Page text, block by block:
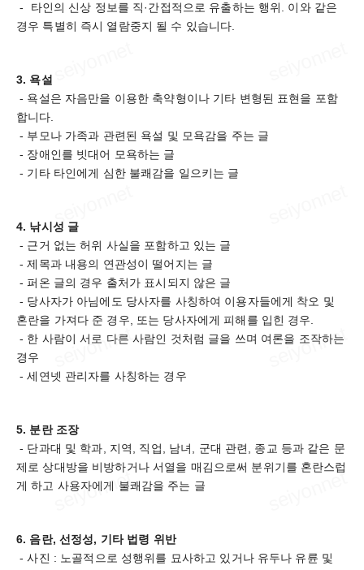
- 타인의 신상 정보를 직·간접적으로 유출하는 행위. 이와 같은
경우 특별히 즉시 열람중지 될 수 있습니다.
3. 욕설
- 욕설은 자음만을 이용한 축약형이나 기타 변형된 표현을 포함
합니다.
- 부모나 가족과 관련된 욕설 및 모욕감을 주는 글
- 장애인를 빗대어 모욕하는 글
- 기타 타인에게 심한 불쾌감을 일으키는 글
4. 낚시성 글
- 근거 없는 허위 사실을 포함하고 있는 글
- 제목과 내용의 연관성이 떨어지는 글
- 퍼온 글의 경우 출처가 표시되지 않은 글
- 당사자가 아님에도 당사자를 사칭하여 이용자들에게 착오 및
혼란을 가져다 준 경우, 또는 당사자에게 피해를 입힌 경우.
- 한 사람이 서로 다른 사람인 것처럼 글을 쓰며 여론을 조작하는
경우
- 세연넷 관리자를 사칭하는 경우
5. 분란 조장
- 단과대 및 학과, 지역, 직업, 남녀, 군대 관련, 종교 등과 같은 문
제로 상대방을 비방하거나 서열을 매김으로써 분위기를 혼란스럽
게 하고 사용자에게 불쾌감을 주는 글
6. 음란, 선정성, 기타 법령 위반
- 사진 : 노골적으로 성행위를 묘사하고 있거나 유두나 유륜 및